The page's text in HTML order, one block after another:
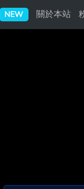
NEW 關於本站